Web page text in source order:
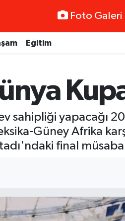
Foto Galeri
Eğitim
sahipliği yapacağı
Güney Afrika
final